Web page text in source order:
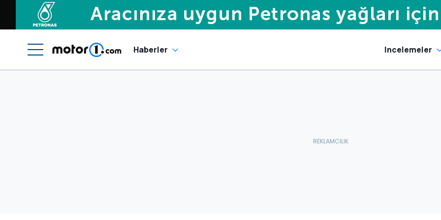
Haberler Incelemeler